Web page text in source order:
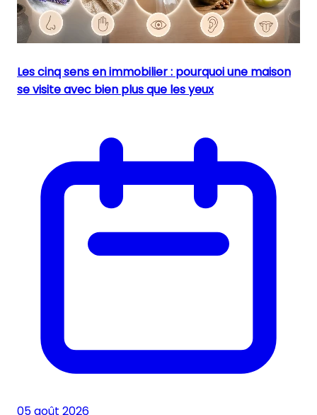
Les cinq sens en immobilier : pourquoi une maison
se visite avec bien plus que les yeux
05 août 2026